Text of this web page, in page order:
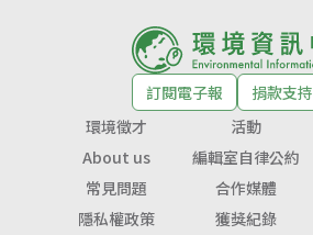
訂閱電子報
捐款支持
環境徵才
活動
About us
編輯室自律公約
常見問題
合作媒體
隱私權政策
獲獎紀錄